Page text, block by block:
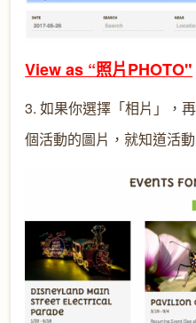
View as “照片PHOTO"
3. 如果你選擇「相片」，
個活動的圖片，就知道活